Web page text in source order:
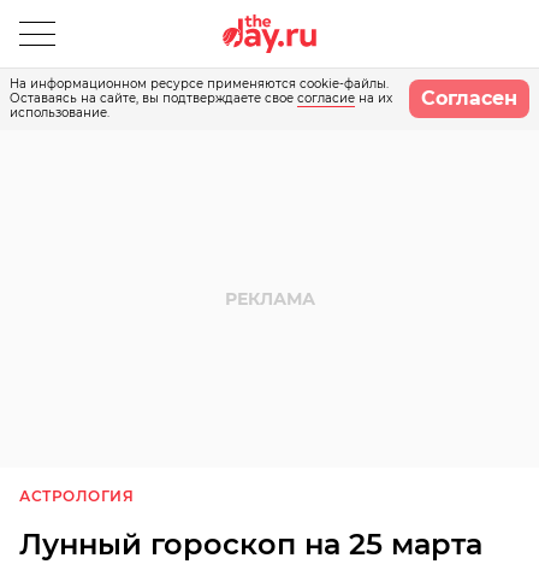
На информационном ресурсе применяются cookie-файлы.
Оставаясь на сайте, вы подтверждаете свое согласие на их
использование.
Согласен
АСТРОЛОГИЯ
Лунный гороскоп на 25 марта